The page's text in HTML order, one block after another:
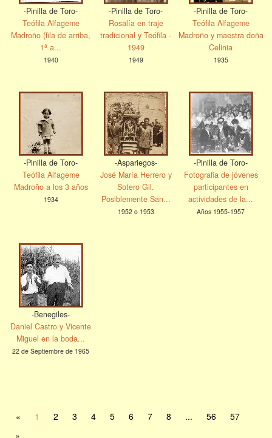
-Pinilla de Toro-
Teófila Alfageme
Madroño (fila de arriba,
1ª a...
1940
-Pinilla de Toro-
Rosalía en traje
tradicional y Teófila -
1949
1949
-Pinilla de Toro-
Teófila Alfageme
Madroño y maestra doña
Celinia
1935
-Pinilla de Toro-
Teófila Alfageme
Madroño a los 3 años
1934
-Aspariegos-
José María Herrero y
Sotero Gil.
Posiblemente San...
1952 o 1953
-Pinilla de Toro-
Fotografia de jóvenes
participantes en
actividades de la...
Años 1955-1957
-Benegiles-
Daniel Castro y Vicente
Miguel en la boda...
22 de Septiembre de 1965
« 1 2 3 4 5 6 7 8 ... 56
57
»